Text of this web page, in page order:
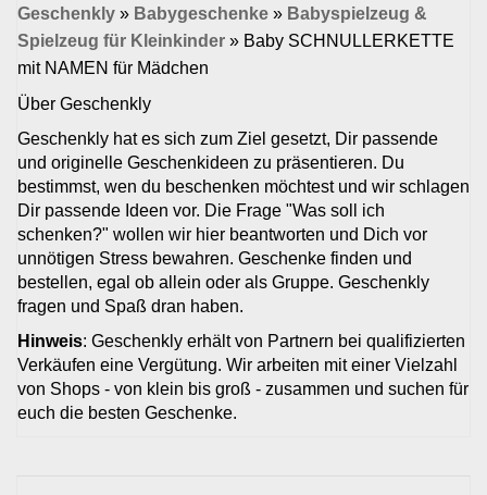
Geschenkly » Babygeschenke » Babyspielzeug &
Spielzeug für Kleinkinder » Baby SCHNULLERKETTE
mit NAMEN für Mädchen
Über Geschenkly
Geschenkly hat es sich zum Ziel gesetzt, Dir passende
und originelle Geschenkideen zu präsentieren. Du
bestimmst, wen du beschenken möchtest und wir schlagen
Dir passende Ideen vor. Die Frage "Was soll ich
schenken?" wollen wir hier beantworten und Dich vor
unnötigen Stress bewahren. Geschenke finden und
bestellen, egal ob allein oder als Gruppe. Geschenkly
fragen und Spaß dran haben.
Hinweis: Geschenkly erhält von Partnern bei qualifizierten
Verkäufen eine Vergütung. Wir arbeiten mit einer Vielzahl
von Shops - von klein bis groß - zusammen und suchen für
euch die besten Geschenke.